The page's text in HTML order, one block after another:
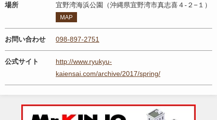
場所 宜野湾海浜公園（沖縄県宜野湾市真志喜４-２−１）
MAP
お問い合わせ 098-897-2751
公式サイト
http://www.ryukyu-
kaiensai.com/archive/2017/spring/